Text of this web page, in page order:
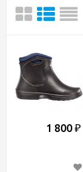
1 800 ₽